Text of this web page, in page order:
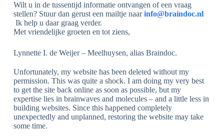
Wilt u in de tussentijd informatie ontvangen of een vraag
stellen? Stuur dan gerust een mailtje naarinfo@braindoc.nl
Ik help u daar graag verder.
Met vriendelijke groeten en tot ziens,
Lynnette I. de Weijer – Meelhuysen, alias Braindoc.
Unfortunately, my website has been deleted without my
permission. This was quite a shock. I am doing my very best
to get the site back online as soon as possible, but my
expertise lies in brainwaves and molecules – and a little less in
building websites. Since this happened completely
unexpectedly and unplanned, restoring the website may take
some time.